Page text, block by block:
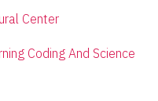
Center
Coding And Science